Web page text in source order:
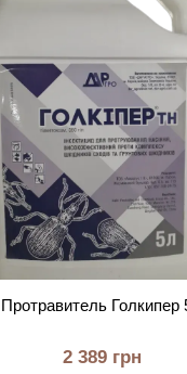
Протравитель Голкипер
2 389 грн